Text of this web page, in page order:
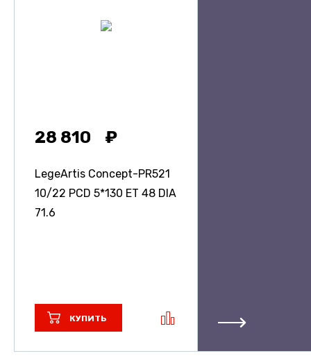
28 810
LegeArtis Concept-PR521
10/22 PCD 5*130 ET 48 DIA
71.6
КУПИТЬ